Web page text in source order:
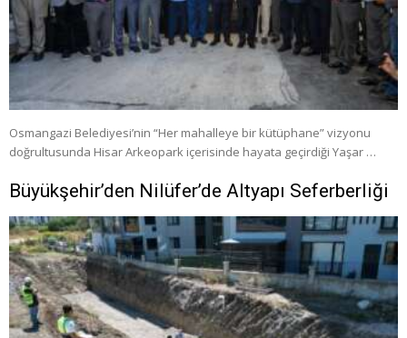
Osmangazi Belediyesi’nin “Her mahalleye bir kütüphane” vizyonu
doğrultusunda Hisar Arkeopark içerisinde hayata geçirdiği Yaşar …
Büyükşehir’den Nilüfer’de Altyapı Seferberliği